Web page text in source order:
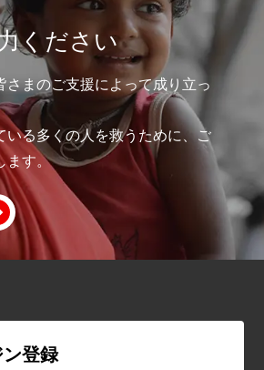
ください
さまのご支援によって成り立っ
いる多くの人を救うために、ご
ます。
登録